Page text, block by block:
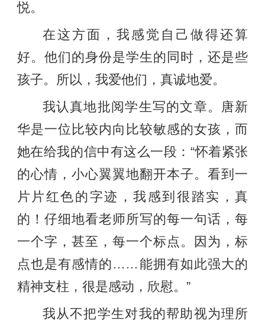
悦。
在这方面，我感觉自己做得还算
好。他们的身份是学生的同时，还是些
孩子。所以，我爱他们，真诚地爱。
我认真地批阅学生写的文章。唐新
华是一位比较内向比较敏感的女孩，而
她在给我的信中有这么一段：“怀着紧张
的心情，小心翼翼地翻开本子。看到一
片片红色的字迹，我感到很踏实，真
的！仔细地看老师所写的每一句话，每
一个字，甚至，每一个标点。因为，标
点也是有感情的……能拥有如此强大的
精神支柱，很是感动，欣慰。”
我从不把学生对我的帮助视为理所